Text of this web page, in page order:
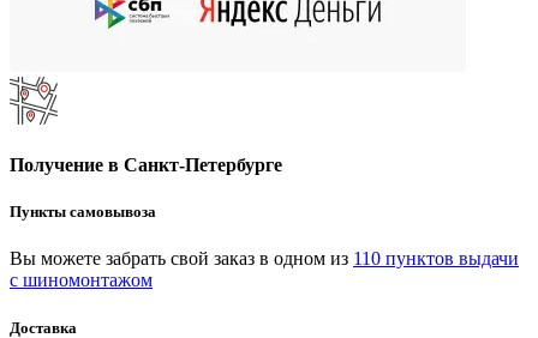
Получение в Санкт-Петербурге
Пункты самовывоза
Вы можете забрать свой заказ в одном из 110 пунктов выдачи
с шиномонтажом
Доставка